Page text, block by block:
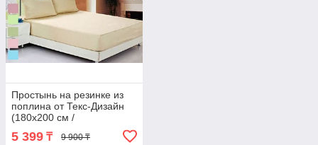
Простынь на резинке из
поплина от Текс-Дизайн
(180х200 см /
Фиолетовый)
5 399 ₸ 9 900 ₸